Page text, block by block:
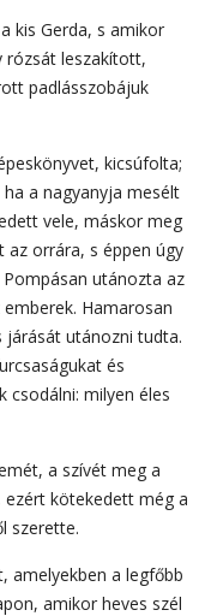
kis Gerda, s amikor
rózsát leszakított,
padlásszobájuk
kicsúfolta;
a nagyanyja mesélt
vele, máskor meg
orrára, s éppen úgy
utánozta az
Hamarosan
járását utánozni tudta.
és
csodálni: milyen éles
a szívét meg a
kötekedett még a
szerette.
amelyekben a legfőbb
amikor heves szél